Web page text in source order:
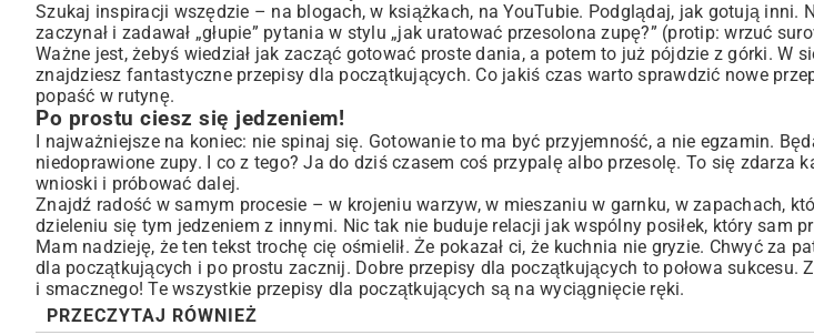
Szukaj inspiracji wszędzie – na blogach, w książkach, na YouTubie. Podglądaj, jak gotują inni.
zaczynał i zadawał „głupie” pytania w stylu „jak uratować przesolona zupę?” (protip: wrzuć
Ważne jest, żebyś wiedział jak zacząć gotować proste dania, a potem to już pójdzie z górki. W
znajdziesz fantastyczne przepisy dla początkujących. Co jakiś czas warto sprawdzić nowe
popaść w rutynę.
Po prostu ciesz się jedzeniem!
I najważniejsze na koniec: nie spinaj się. Gotowanie to ma być przyjemność, a nie egzamin.
niedoprawione zupy. I co z tego? Ja do dziś czasem coś przypalę albo przesolę. To się zdarza
wnioski i próbować dalej.
Znajdź radość w samym procesie – w krojeniu warzyw, w mieszaniu w garnku, w zapachach,
dzieleniu się tym jedzeniem z innymi. Nic tak nie buduje relacji jak wspólny posiłek, który sam
Mam nadzieję, że ten tekst trochę cię ośmielił. Że pokazał ci, że kuchnia nie gryzie. Chwyć za
dla początkujących i po prostu zacznij. Dobre przepisy dla początkujących to połowa sukcesu.
i smacznego! Te wszystkie przepisy dla początkujących są na wyciągnięcie ręki.
PRZECZYTAJ RÓWNIEŻ